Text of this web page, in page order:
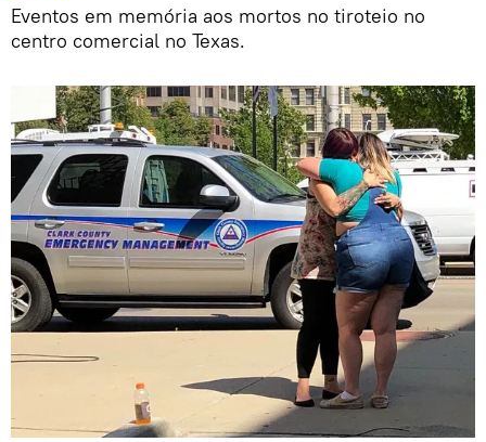
Eventos em memória aos mortos no tiroteio no
centro comercial no Texas.